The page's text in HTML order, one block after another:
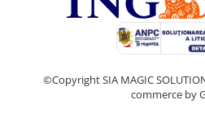
©Copyright SIA MAGIC
commerce by